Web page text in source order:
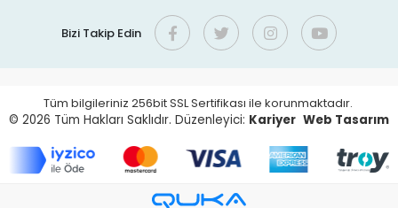
Bizi Takip Edin
Tüm bilgileriniz 256bit SSL Sertifikası ile korunmaktadır.
© 2026 Tüm Hakları Saklıdır. Düzenleyici: Kariyer Web Tasarım